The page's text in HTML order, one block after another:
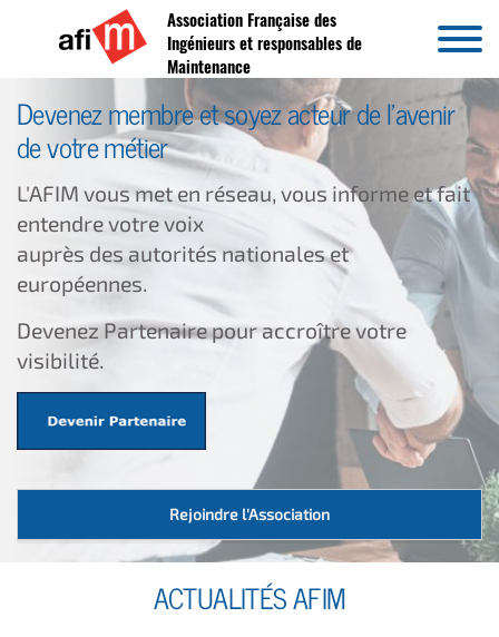
Aller au contenu
Association Française des
Ingénieurs et responsables de
Maintenance
Devenez membre et soyez acteur de l'avenir
de votre métier
L'AFIM vous met en réseau, vous informeet fait
entendre votre voix
auprès des autorités nationales et
européennes.
Devenez Partenaire pour accroître votre
visibilité.
Rejoindre l'Association
ACTUALITÉS AFIM